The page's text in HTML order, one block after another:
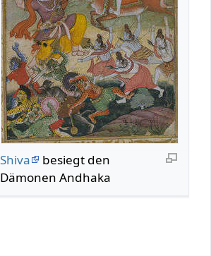
Shiva
besiegt den
Dämonen Andhaka